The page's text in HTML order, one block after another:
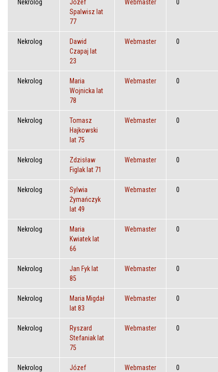
Nekrolog
Józef
Spalwisz lat
77
Webmaster 0
Nekrolog
Dawid
Czapaj lat
23
Webmaster 0
Nekrolog
Maria
Wojnicka lat
78
Webmaster 0
Nekrolog
Tomasz
Hajkowski
lat 75
Webmaster 0
Nekrolog
Zdzisław
Figlak lat 71
Webmaster 0
Nekrolog
Sylwia
Żymańczyk
lat 49
Webmaster 0
Nekrolog
Maria
Kwiatek lat
66
Webmaster 0
Nekrolog
Jan Fyk lat
85
Webmaster 0
Nekrolog
Maria Migdał
lat 83
Webmaster 0
Nekrolog
Ryszard
Stefaniak lat
75
Webmaster 0
Nekrolog
Józef
Webmaster 0